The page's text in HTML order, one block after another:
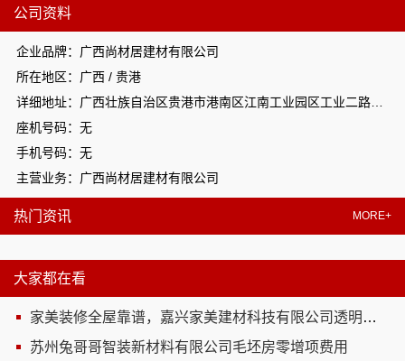
公司资料
企业品牌：广西尚材居建材有限公司
所在地区：广西 / 贵港
详细地址：广西壮族自治区贵港市港南区江南工业园区工业二路与南二路交汇处东南角
座机号码：无
手机号码：无
主营业务：广西尚材居建材有限公司
热门资讯 MORE+
大家都在看
家美装修全屋靠谱，嘉兴家美建材科技有限公司透明省心
苏州兔哥哥智装新材料有限公司毛坯房零增项费用